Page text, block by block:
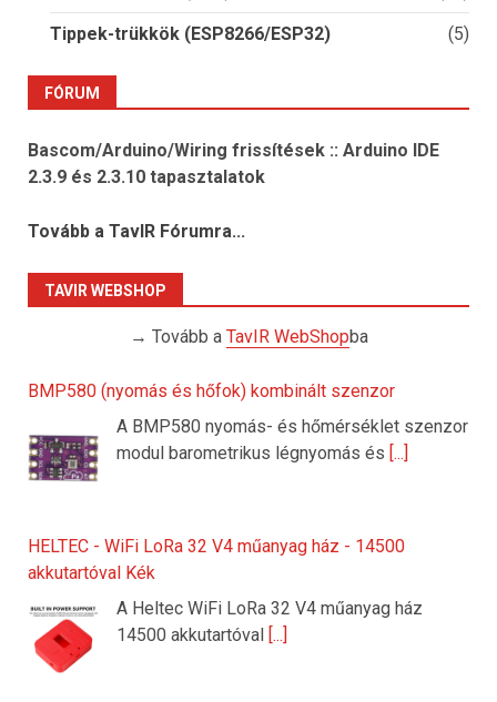
Tippek-trükkök (ESP8266/ESP32) (5)
FÓRUM
Bascom/Arduino/Wiring frissítések :: Arduino IDE
2.3.9 és 2.3.10 tapasztalatok
Tovább a TavIR Fórumra...
TAVIR WEBSHOP
→ Tovább a TavIR WebShopba
BMP580 (nyomás és hőfok) kombinált szenzor
A BMP580 nyomás- és hőmérséklet szenzor
modul barometrikus légnyomás és [...]
HELTEC - WiFi LoRa 32 V4 műanyag ház - 14500
akkutartóval Kék
A Heltec WiFi LoRa 32 V4 műanyag ház
14500 akkutartóval
[...]